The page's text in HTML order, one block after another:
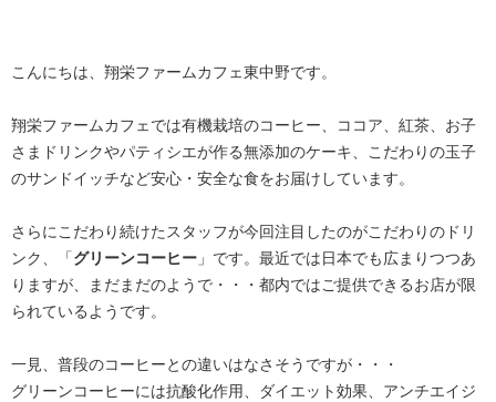
こんにちは、翔栄ファームカフェ東中野です。
翔栄ファームカフェでは有機栽培のコーヒー、ココア、紅茶、お子
さまドリンクやパティシエが作る無添加のケーキ、こだわりの玉子
のサンドイッチなど安心・安全な食をお届けしています。
さらにこだわり続けたスタッフが今回注目したのがこだわりのドリ
ンク、「 グリーンコーヒー 」です。最近では日本でも広まりつつあ
りますが、まだまだのようで・・・都内ではご提供できるお店が限
られているようです。
一見、普段のコーヒーとの違いはなさそうですが・・・
グリーンコーヒーには抗酸化作用、ダイエット効果、アンチエイジ